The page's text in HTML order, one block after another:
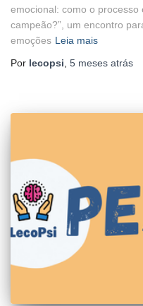
emocional: como o
campeão?”, um encontro
emoções Leia mais
Por lecopsi 5 meses atrás